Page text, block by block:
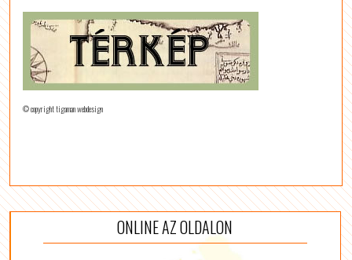
© copyright tigaman webdesign
ONLINE AZ OLDALON